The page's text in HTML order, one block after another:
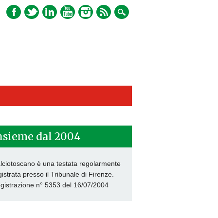
dal 2004
è una testata regolarmente
presso il Tribunale di Firenze.
n° 5353 del 16/07/2004